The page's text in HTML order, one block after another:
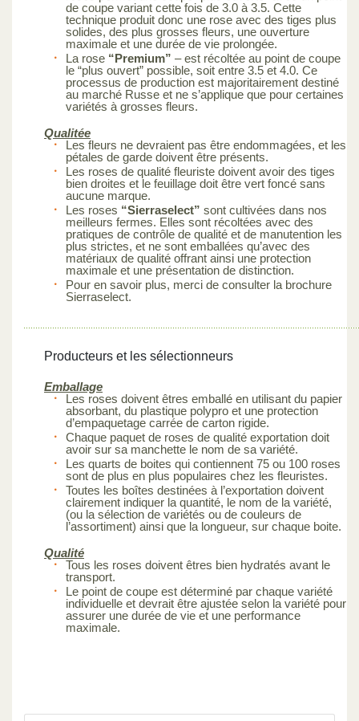
de coupe variant cette fois de 3.0 à 3.5. Cette
technique produit donc une rose avec des tiges plus
solides, des plus grosses fleurs, une ouverture
maximale et une durée de vie prolongée.
La rose “Premium” – est récoltée au point de coupe
le “plus ouvert” possible, soit entre 3.5 et 4.0. Ce
processus de production est majoritairement destiné
au marché Russe et ne s’applique que pour certaines
variétés à grosses fleurs.
Qualitée
Les fleurs ne devraient pas être endommagées, et les
pétales de garde doivent être présents.
Les roses de qualité fleuriste doivent avoir des tiges
bien droites et le feuillage doit être vert foncé sans
aucune marque.
Les roses “Sierraselect” sont cultivées dans nos
meilleurs fermes. Elles sont récoltées avec des
pratiques de contrôle de qualité et de manutention les
plus strictes, et ne sont emballées qu’avec des
matériaux de qualité offrant ainsi une protection
maximale et une présentation de distinction.
Pour en savoir plus, merci de consulter la brochure
Sierraselect.
Producteurs et les sélectionneurs
Emballage
Les roses doivent êtres emballé en utilisant du papier
absorbant, du plastique polypro et une protection
d’empaquetage carrée de carton rigide.
Chaque paquet de roses de qualité exportation doit
avoir sur sa manchette le nom de sa variété.
Les quarts de boites qui contiennent 75 ou 100 roses
sont de plus en plus populaires chez les fleuristes.
Toutes les boîtes destinées à l’exportation doivent
clairement indiquer la quantité, le nom de la variété,
(ou la sélection de variétés ou de couleurs de
l’assortiment) ainsi que la longueur, sur chaque boite.
Qualité
Tous les roses doivent êtres bien hydratés avant le
transport.
Le point de coupe est déterminé par chaque variété
individuelle et devrait être ajustée selon la variété pour
assurer une durée de vie et une performance
maximale.